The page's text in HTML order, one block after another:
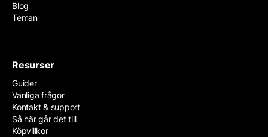
Blog
Teman
Resurser
Guider
Vanliga frågor
Kontakt & support
Så här går det till
Köpvillkor